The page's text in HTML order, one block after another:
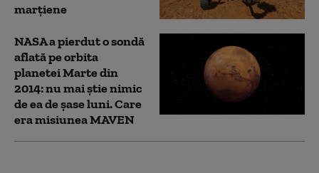
marţiene
NASA a pierdut o sondă
aflată pe orbita
planetei Marte din
2014: nu mai știe nimic
de ea de șase luni. Care
era misiunea MAVEN